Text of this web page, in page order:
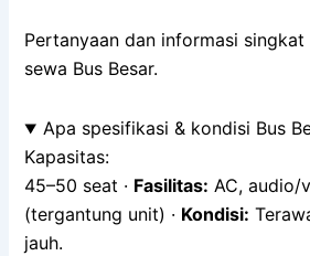
Pertanyaan dan informasi
sewa Bus Besar.
Apa spesifikasi & kondisi Bus
Kapasitas:
45–50 seat · Fasilitas: AC, audio/
(tergantung unit) · Kondisi:
jauh.